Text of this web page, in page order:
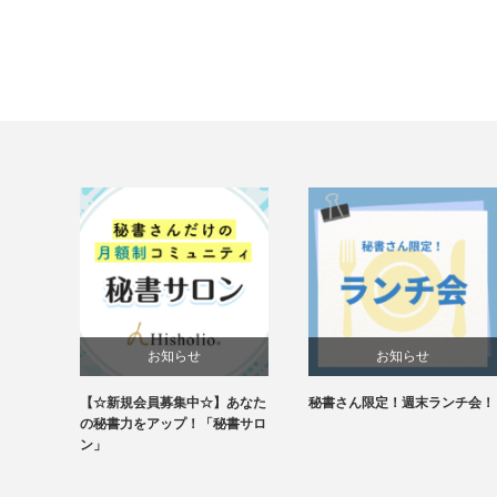
お知らせ
未分類
【☆新規会員募集中☆】あなた
の秘書力をアップ！「秘書サロ
ン」
お知らせ
秘書さん限定！週末ランチ会！